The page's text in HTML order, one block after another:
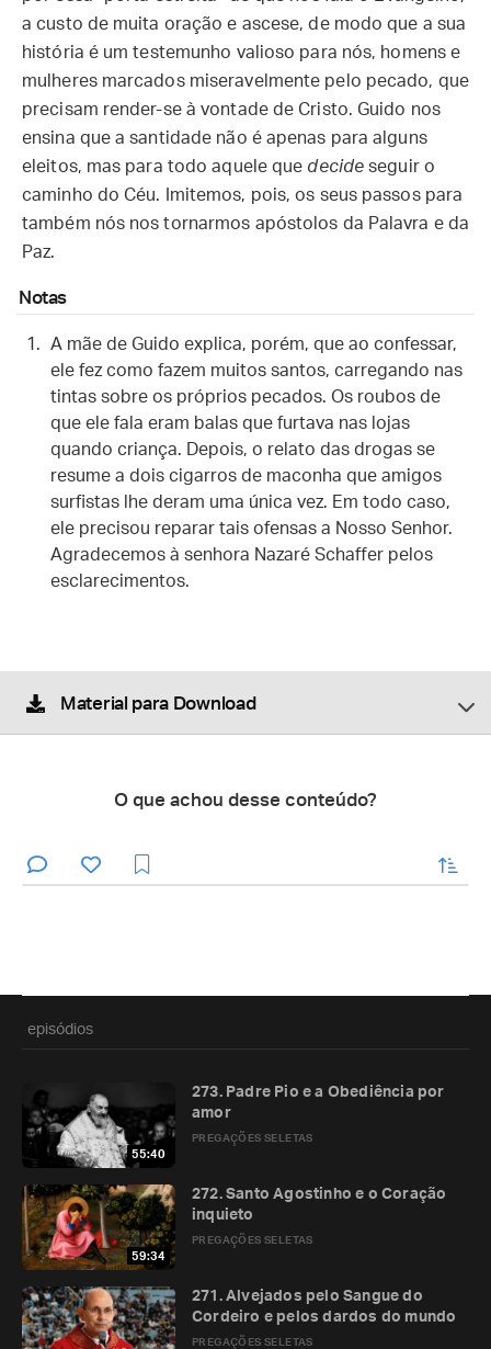
a custo de muita oração e ascese, de modo que a sua
história é um testemunho valioso para nós, homens e
mulheres marcados miseravelmente pelo pecado, que
precisam render-se à vontade de Cristo. Guido nos
ensina que a santidade não é apenas para alguns
eleitos, mas para todo aquele que decideseguir o
caminho do Céu. Imitemos, pois, os seus passos para
também nós nos tornarmos apóstolos da Palavra e da
Paz.
Notas
A mãe de Guido explica, porém, que ao confessar,
ele fez como fazem muitos santos, carregando nas
tintas sobre os próprios pecados. Os roubos de
que ele fala eram balas que furtava nas lojas
quando criança. Depois, o relato das drogas se
resume a dois cigarros de maconha que amigos
surfistas lhe deram uma única vez. Em todo caso,
ele precisou reparar tais ofensas a Nosso Senhor.
Agradecemos à senhora Nazaré Schaffer pelos
esclarecimentos.
Material para Download
O que achou desse conteúdo?
enviar
episódios
55:40
PREGAÇÕES SELETAS
273. Padre Pio e a Obediência por
amor
59:34
PREGAÇÕES SELETAS
272. Santo Agostinho e o Coração
inquieto
PREGAÇÕES SELETAS
271. Alvejados pelo Sangue do
Cordeiro e pelos dardos do mundo